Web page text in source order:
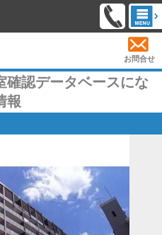
お問合せ
確認データベースにな
報